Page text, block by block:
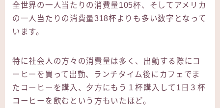
全世界の一人当たりの消費量105杯、そしてアメリカ
の一人当たりの消費量318杯よりも多い数字となって
います。
特に社会人の方々の消費量は多く、出勤する際にコ
ーヒーを買って出勤、ランチタイム後にカフェでま
たコーヒーを購入、夕方にもう１杯購入して1日３杯
コーヒーを飲むという方もいたほど。